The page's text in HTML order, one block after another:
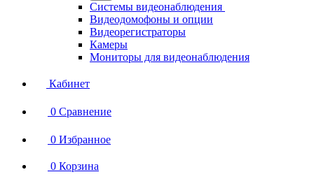
Системы видеонаблюдения
Видеодомофоны и опции
Видеорегистраторы
Камеры
Мониторы для видеонаблюдения
Кабинет
0 Сравнение
0 Избранное
0 Корзина